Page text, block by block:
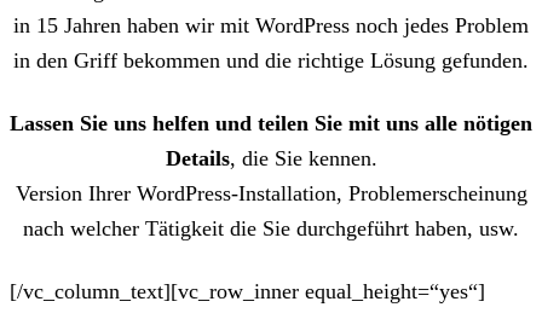
in 15 Jahren haben wir mit WordPress noch jedes Problem
in den Griff bekommen und die richtige Lösung gefunden.
Lassen Sie uns helfen und teilen Sie mit uns alle nötigen
Details, die Sie kennen.
Version Ihrer WordPress-Installation, Problemerscheinung
nach welcher Tätigkeit die Sie durchgeführt haben, usw.
[/vc_column_text][vc_row_inner equal_height=“yes“]